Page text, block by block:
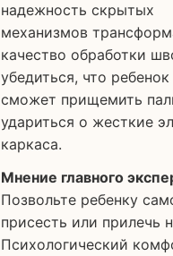
надежность скрытых
механизмов
качество обработки
убедиться, что ребенок
сможет прищемить
удариться о жесткие
каркаса.
Мнение главного
Позвольте ребенку
присесть или прилечь
Психологический